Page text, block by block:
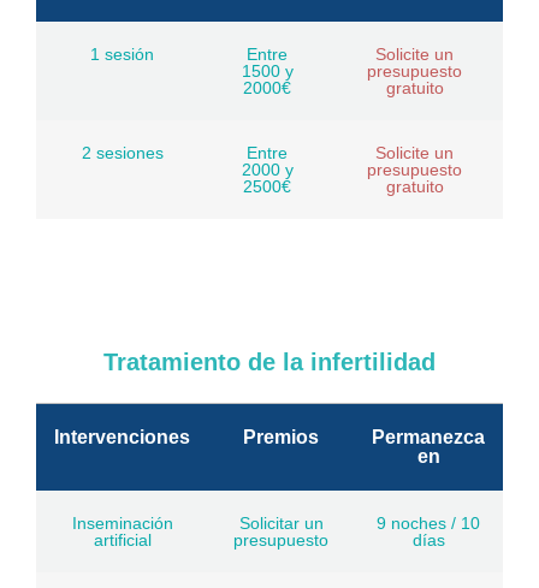
1 sesión
Entre
1500 y
2000€
Solicite un
presupuesto
gratuito
2 sesiones
Entre
2000 y
2500€
Solicite un
presupuesto
gratuito
Tratamiento de la infertilidad
Intervenciones Premios
Permanezca
en
Inseminación
artificial
Solicitar un
presupuesto
9 noches / 10
días